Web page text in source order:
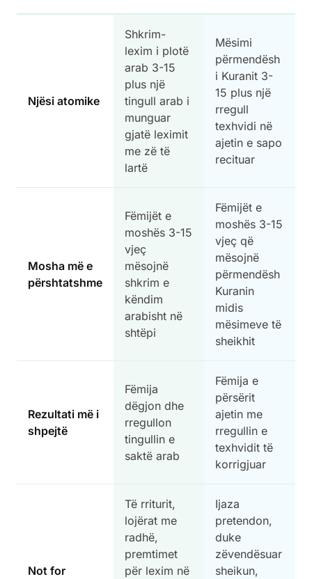
Njësi atomike
Shkrim-
lexim i plotë
arab 3-15
plus një
tingull arab i
munguar
gjatë leximit
me zë të
lartë
Mësimi
përmendësh
i Kuranit 3-
15 plus një
rregull
texhvidi në
ajetin e sapo
recituar
Mosha më e
përshtatshme
Fëmijët e
moshës 3-15
vjeç
mësojnë
shkrim e
këndim
arabisht në
shtëpi
Fëmijët e
moshës 3-15
vjeç që
mësojnë
përmendësh
Kuranin
midis
mësimeve të
sheikhit
Rezultati më i
shpejtë
Fëmija
dëgjon dhe
rregullon
tingullin e
saktë arab
Fëmija e
përsërit
ajetin me
rregullin e
texhvidit të
korrigjuar
Not for
Të rriturit,
lojërat me
radhë,
premtimet
për lexim në
Ijaza
pretendon,
duke
zëvendësuar
sheikun,